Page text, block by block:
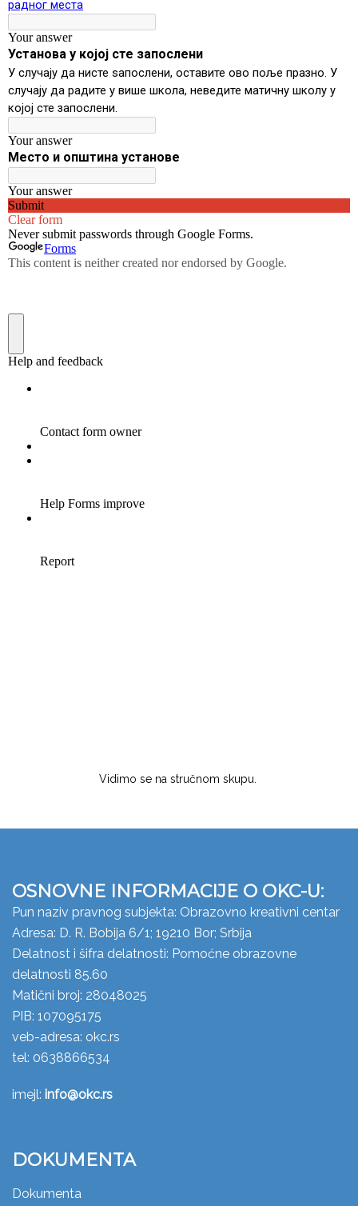
Vidimo se na stručnom skupu.
OSNOVNE INFORMACIJE O OKC-U:
Pun naziv pravnog subjekta: Obrazovno kreativni centar
Adresa: D. R. Bobija 6/1; 19210 Bor; Srbija
Delatnost i šifra delatnosti: Pomoćne obrazovne
delatnosti 85.60
Matični broj: 28048025
PIB: 107095175
veb-adresa: okc.rs
tel: 0638866534
imejl: info@okc.rs
DOKUMENTA
Dokumenta